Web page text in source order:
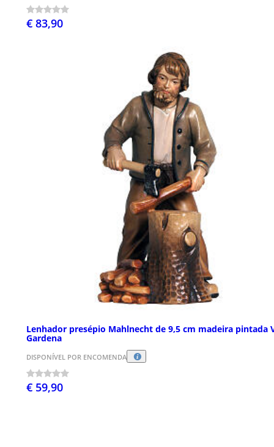
€ 83,90
Lenhador presépio Mahlnecht de 9,5 cm madeira pintada
Gardena
DISPONÍVEL POR ENCOMENDA
€ 59,90